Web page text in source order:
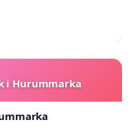
i Hurummarka